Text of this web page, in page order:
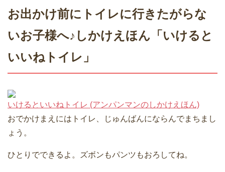
お出かけ前にトイレに行きたがらな
いお子様へ♪しかけえほん「いけると
いいねトイレ」
いけるといいねトイレ (アンパンマンのしかけえほん)
おでかけまえにはトイレ、じゅんばんにならんでまちまし
ょう。
ひとりでできるよ。ズボンもパンツもおろしてね。